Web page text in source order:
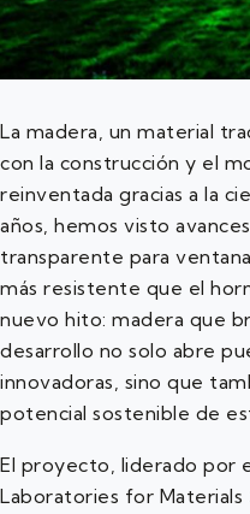
La madera, un material
con la construcción y el
reinventada gracias a la
años, hemos visto
transparente para
más resistente que el
nuevo hito: madera que
desarrollo no solo abre
innovadoras, sino que
potencial sostenible de
El proyecto, liderado por
Laboratories for Materials